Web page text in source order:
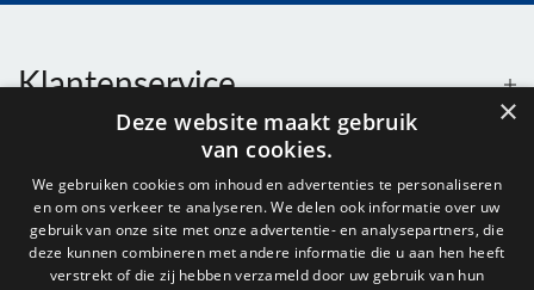
Klantenservice
Openingstijden
×
Deze website maakt gebruik
van cookies.
We gebruiken cookies om inhoud en advertenties te personaliseren
en om ons verkeer te analyseren. We delen ook informatie over uw
gebruik van onze site met onze advertentie- en analysepartners, die
deze kunnen combineren met andere informatie die u aan hen heeft
verstrekt of die zij hebben verzameld door uw gebruik van hun